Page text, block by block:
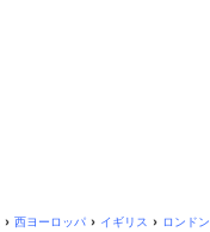
› 西ヨーロッパ › イギリス › ロンドン